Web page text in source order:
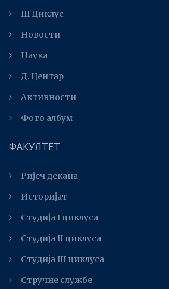
III Циклус
Новости
Наука
Д. Центар
Активности
Фото албум
ФАКУЛТЕТ
Ријеч декана
Историјат
Студија I циклуса
Студија II циклуса
Студијa III циклуса
Стручне службе